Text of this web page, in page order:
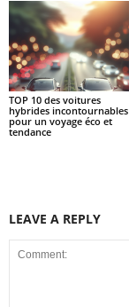
TOP 10 des voitures
hybrides incontournables
pour un voyage éco et
tendance
LEAVE A REPLY